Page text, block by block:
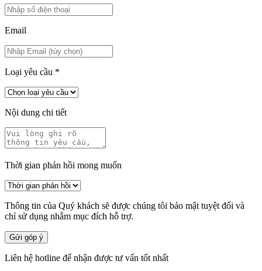
Email
Loại yêu cầu *
Nội dung chi tiết
Thời gian phản hồi mong muốn
Thông tin của Quý khách sẽ được chúng tôi bảo mật tuyệt đối và
chỉ sử dụng nhằm mục đích hỗ trợ.
Gửi góp ý
Liên hệ hotline để nhận được tư vấn tốt nhất